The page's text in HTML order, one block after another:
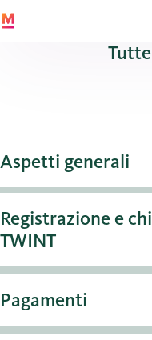
Aspetti generali
Registrazione e
TWINT
Pagamenti